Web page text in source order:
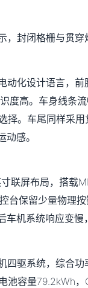
动化设计语言，
度高。车身线条
择。车尾同样采
感。
联屏布局，搭载
台保留少量物理
车机系统响应变慢
四驱系统，综合
池容量79.2kWh